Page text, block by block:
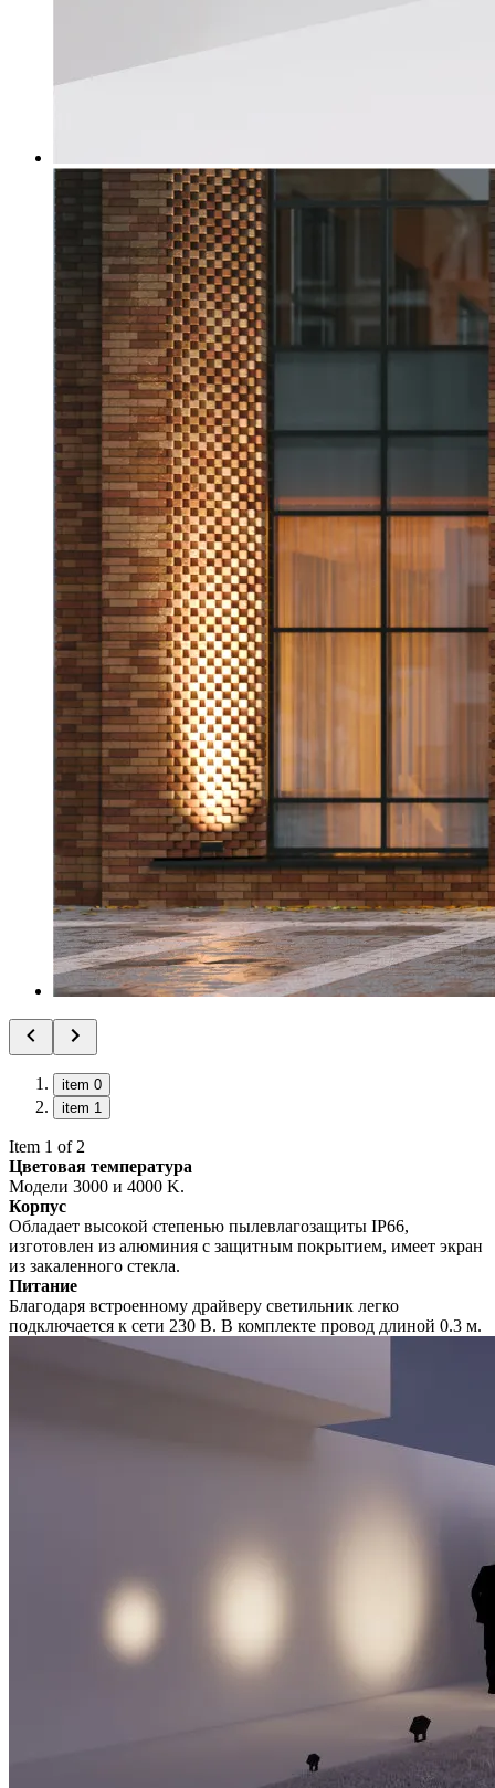
item 0
item 1
Item 1 of 2
Цветовая температура
Модели 3000 и 4000 K.
Корпус
Обладает высокой степенью пылевлагозащиты IP66,
изготовлен из алюминия с защитным покрытием, имеет экран
из закаленного стекла.
Питание
Благодаря встроенному драйверу светильник легко
подключается к сети 230 В. В комплекте провод длиной 0.3 м.